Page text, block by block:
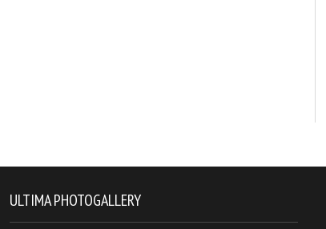
ULTIMA PHOTOGALLERY